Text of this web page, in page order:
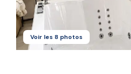
Voir les 8 photos